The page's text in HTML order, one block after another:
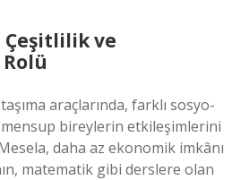
ve
araçlarında, farklı sosyo-
mensup bireylerin etkileşimlerini
daha az ekonomik imkânı
matematik gibi derslere olan